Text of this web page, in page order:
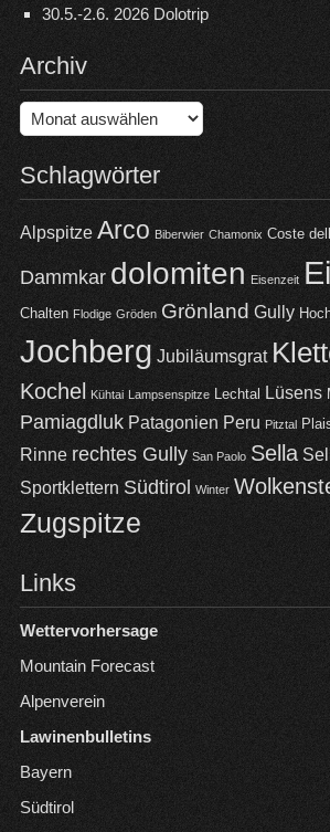
30.5.-2.6. 2026 Dolotrip
Archiv
Archiv
Schlagwörter
Alpspitze Arco Biberwier Chamonix Coste
Dammkar dolomiten Eisenzeit
Chalten Flodige Gröden Grönland Gully
Jochberg Jubiläumsgrat
Kochel Kühtai Lampsenspitze Lechtal Lüsens
Pamiagdluk Patagonien Peru Pitztal
Rinne rechtes Gully San Paolo Sella
Sportklettern Südtirol Winter
Zugspitze
Links
Wettervorhersage
Mountain Forecast
Alpenverein
Lawinenbulletins
Bayern
Südtirol